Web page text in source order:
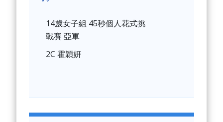
14歲女子組 45秒個人花式挑
戰賽 亞軍
2C 霍穎妍